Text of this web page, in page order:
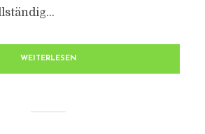
WEITERLESEN